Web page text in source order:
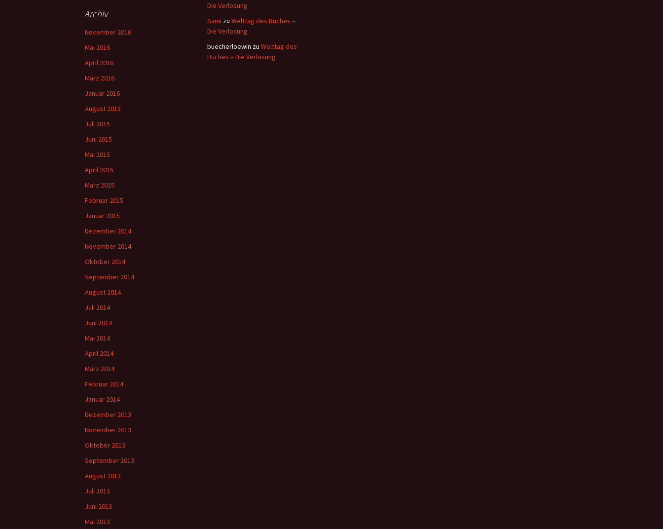
Die Verlosung
Sami zu Welttag des Buches –
Die Verlosung
buecherloewin zu Welttag des
Buches – Die Verlosung
Archiv
November 2016
Mai 2016
April 2016
März 2016
Januar 2016
August 2015
Juli 2015
Juni 2015
Mai 2015
April 2015
März 2015
Februar 2015
Januar 2015
Dezember 2014
November 2014
Oktober 2014
September 2014
August 2014
Juli 2014
Juni 2014
Mai 2014
April 2014
März 2014
Februar 2014
Januar 2014
Dezember 2013
November 2013
Oktober 2013
September 2013
August 2013
Juli 2013
Juni 2013
Mai 2013